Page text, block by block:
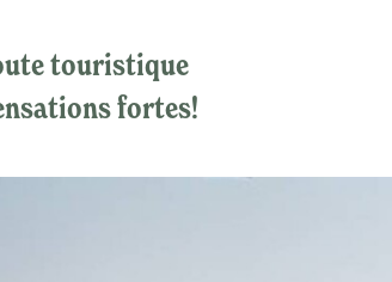
touristique
fortes!